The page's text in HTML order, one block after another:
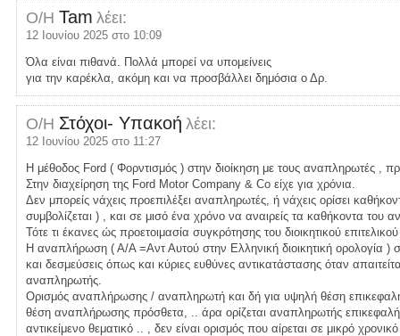
Ο/Η Tam λέει:
12 Ιουνίου 2025 στο 10:09
Όλα είναι πιθανά. Πολλά μπορεί να υπομείνεις
για την καρέκλα, ακόμη και να προσβάλλει δημόσια ο Δρ.
Ο/Η Στόχοι- Υπακοή λέει:
12 Ιουνίου 2025 στο 11:27
Η μέθοδος Ford ( Φορντισμός ) στην διοίκηση με τους αναπληρωτές ,
Στην διαχείρηση της Ford Motor Company & Co είχε για χρόνια.
Δεν μπορείς νάχεις προεπιλέξει αναπληρωτές, ή νάχεις ορίσει
συμβολίζεται ) , και σε μισό ένα χρόνο να αναιρείς τα καθήκοντα
Τότε τι έκανες ώς προετοιμασία συγκρότησης του διοικητικού
Η αναπλήρωση ( Α/Α =Αντ Αυτού στην Ελληνική διοικητική ορολογία )
και δεσμεύσεις όπως και κύριες ευθύνες αντικατάστασης όταν
αναπληρωτής.
Ορισμός αναπλήρωσης / αναπληρωτή και δή για υψηλή θέση
θέση αναπλήρωσης πρόσθετα, .. άρα ορίζεται αναπληρωτής
αντικείμενο θεματικό .. , δεν είναι ορισμός που αίρεται σε μικρό